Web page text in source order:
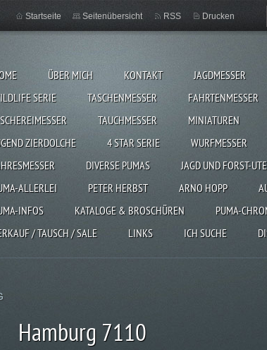
ÜBER MICH KONTAKT JAGDMESSER
SERIE
TASCHENMESSER FAHRTENMESSER
TAUCHMESSER MINIATUREN
ZIERDOLCHE
4 STAR SERIE WURFMESSER
DIVERSE PUMAS JAGD UND FORST-
ALLERLEI
PETER HERBST ARNO HOPP
INFOS
KATALOGE & BROSCHÜREN PUMA-
/ TAUSCH / SALE
LINKS ICH SUCHE
Startseite Seitenübersicht RSS Drucken
Hamburg 7110